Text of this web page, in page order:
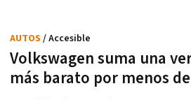
Volkswagen suma una
más barato por menos
AUTOS / Accesible